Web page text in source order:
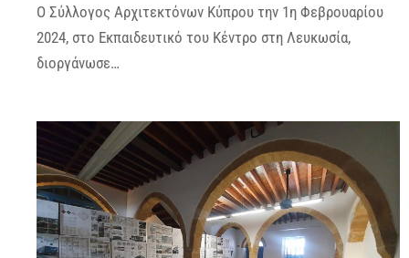
Ο Σύλλογος Αρχιτεκτόνων Κύπρου την 1η Φεβρουαρίου
2024, στο Εκπαιδευτικό του Κέντρο στη Λευκωσία,
διοργάνωσε…